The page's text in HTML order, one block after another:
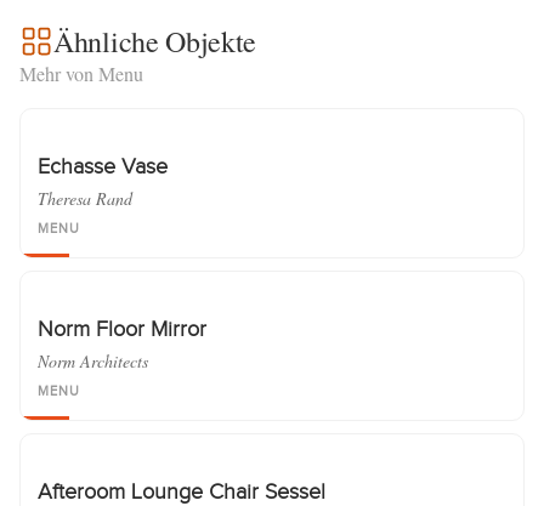
Ähnliche Objekte
Mehr von Menu
Echasse Vase
Theresa Rand
MENU
Norm Floor Mirror
Norm Architects
MENU
Afteroom Lounge Chair Sessel